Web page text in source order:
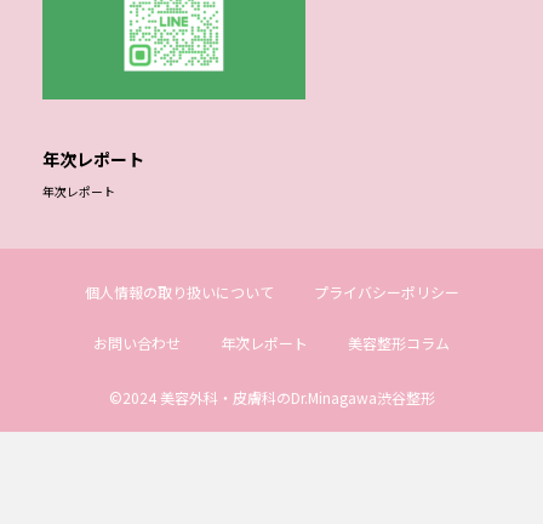
年次レポート
年次レポート
個人情報の取り扱いについて プライバシーポリシー
お問い合わせ 年次レポート 美容整形コラム
©2024 美容外科・皮膚科のDr.Minagawa渋谷整形